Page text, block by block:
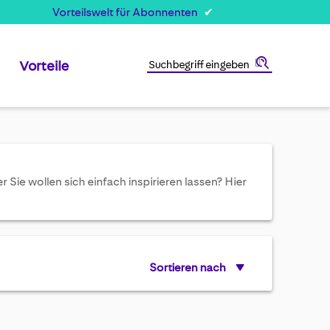
Vorteilswelt für Abonnenten
Vorteile
wollen sich einfach inspirieren lassen? Hier
Sortieren nach